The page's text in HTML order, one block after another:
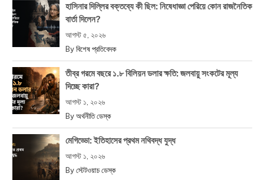
হাসিনার দিল্লির বক্তব্যে কী ছিল: নিষেধাজ্ঞা পেরিয়ে কোন রাজনৈতিক
বার্তা দিলেন?
আগস্ট ৫, ২০২৬
By বিশেষ প্রতিবেদক
তীব্র গরমে বছরে ১.৮ বিলিয়ন ডলার ক্ষতি: জলবায়ু সংকটের মূল্য
দিচ্ছে কারা?
আগস্ট ১, ২০২৬
By অর্থনীতি ডেস্ক
মেগিড্ডো: ইতিহাসের প্রথম নথিবদ্ধ যুদ্ধ
আগস্ট ১, ২০২৬
By স্টেটওয়াচ ডেস্ক